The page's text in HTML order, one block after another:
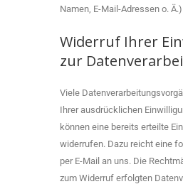
Namen, E-Mail-Adressen o.
Widerruf Ihrer
zur
Viele
Ihrer ausdrücklichen
können eine bereits erteilte
widerrufen. Dazu reicht eine
per E-Mail an uns. Die
zum Widerruf erfolgten